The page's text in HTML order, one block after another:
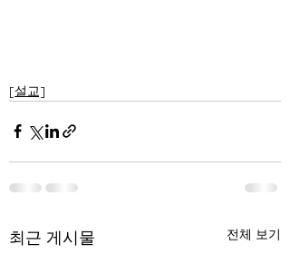
[설교]
최근 게시물 전체 보기